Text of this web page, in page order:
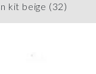
kit beige (32)